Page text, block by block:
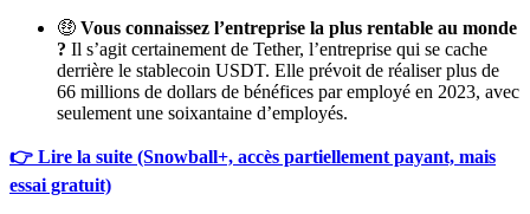
🤑 Vous connaissez l’entreprise la plus rentable au monde
? Il s’agit certainement de Tether, l’entreprise qui se cache
derrière le stablecoin USDT. Elle prévoit de réaliser plus de
66 millions de dollars de bénéfices par employé en 2023, avec
seulement une soixantaine d’employés.
👉 Lire la suite (Snowball+, accès partiellement payant, mais
essai gratuit)